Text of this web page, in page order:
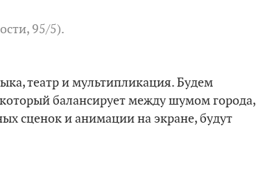
95/5).
театр и мультипликация. Будем
балансирует между шумом города,
сценок и анимации на экране, будут